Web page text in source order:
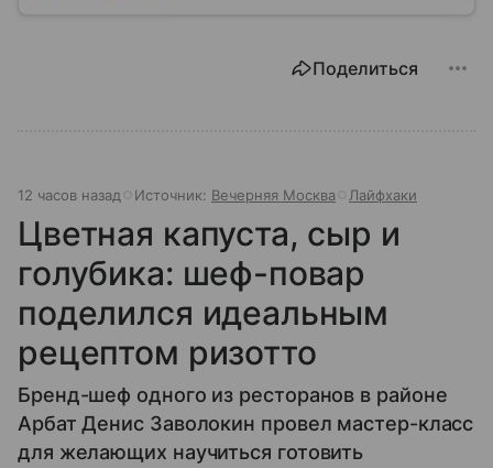
Поделиться
12 часов назад Источник: Вечерняя Москва Лайфхаки
Цветная капуста, сыр и
голубика: шеф-повар
поделился идеальным
рецептом ризотто
Бренд-шеф одного из ресторанов в районе
Арбат Денис Заволокин провел мастер-класс
для желающих научиться готовить